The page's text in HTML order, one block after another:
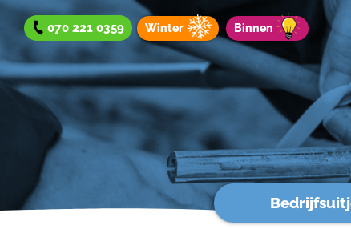
070 221 0359 Winter Binnen